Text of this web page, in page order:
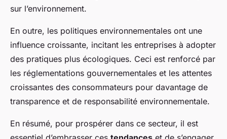
sur l’environnement.
En outre, les politiques environnementales ont une
influence croissante, incitant les entreprises à adopter
des pratiques plus écologiques. Ceci est renforcé par
les réglementations gouvernementales et les attentes
croissantes des consommateurs pour davantage de
transparence et de responsabilité environnementale.
En résumé, pour prospérer dans ce secteur, il est